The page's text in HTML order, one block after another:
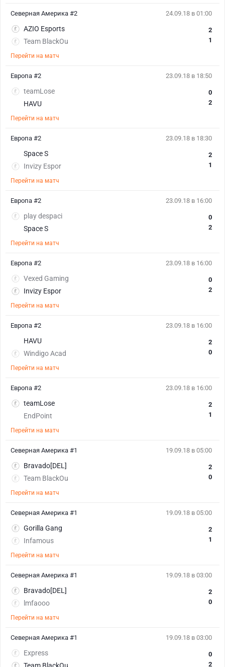
24.09.18 в 01:00
AZIO Esports
Team BlackOu
2
1
Перейти на матч
Северная Америка #2
23.09.18 в 18:50
teamLose
HAVU
0
2
Перейти на матч
Европа #2
23.09.18 в 18:30
Space S
Invizy Espor
2
1
Перейти на матч
Европа #2
23.09.18 в 16:00
play despaci
Space S
0
2
Перейти на матч
Европа #2
23.09.18 в 16:00
Vexed Gaming
Invizy Espor
0
2
Перейти на матч
Европа #2
23.09.18 в 16:00
HAVU
Windigo Acad
2
0
Перейти на матч
Европа #2
23.09.18 в 16:00
teamLose
EndPoint
2
1
Перейти на матч
Европа #2
19.09.18 в 05:00
Bravado[DEL]
Team BlackOu
2
0
Перейти на матч
Северная Америка #1
19.09.18 в 05:00
Gorilla Gang
Infamous
2
1
Перейти на матч
Северная Америка #1
19.09.18 в 03:00
Bravado[DEL]
lmfaooo
2
0
Перейти на матч
Северная Америка #1
19.09.18 в 03:00
Express
0
2
Северная Америка #1